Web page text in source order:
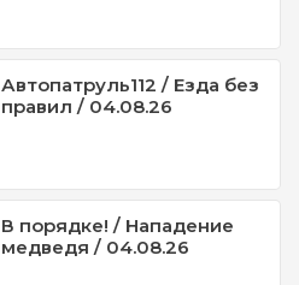
Автопатруль112 / Езда без
правил / 04.08.26
В порядке! / Нападение
медведя / 04.08.26